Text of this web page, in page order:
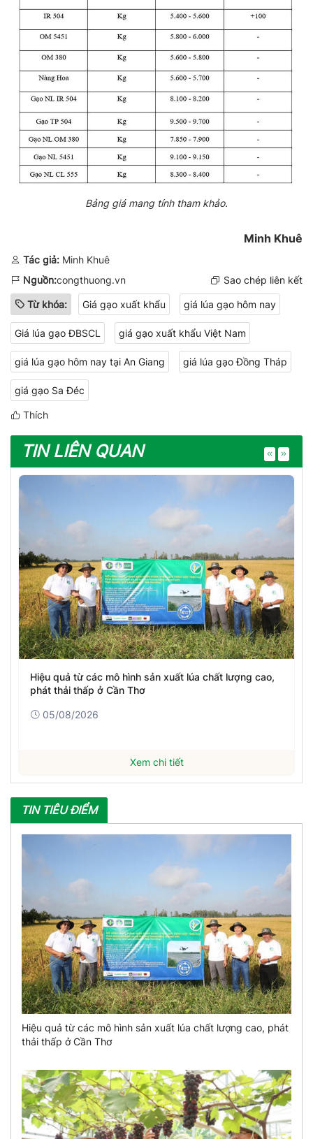
Bảng giá mang tính tham khảo.
Minh Khuê
Tác giả: Minh Khuê
Nguồn:congthuong.vn Sao chép liên kết
Từ khóa: Giá gạo xuất khẩu giá lúa gạo hôm nay
Giá lúa gạo ĐBSCL giá gạo xuất khẩu Việt Nam
giá lúa gạo hôm nay tại An Giang giá lúa gạo Đồng Tháp
giá gạo Sa Đéc
Thích
TIN LIÊN QUAN
Hiệu quả từ các mô hình sản xuất lúa chất lượng cao,
phát thải thấp ở Cần Thơ
05/08/2026
Xem chi tiết
TIN TIÊU ĐIỂM
Hiệu quả từ các mô hình sản xuất lúa chất lượng cao, phát
thải thấp ở Cần Thơ